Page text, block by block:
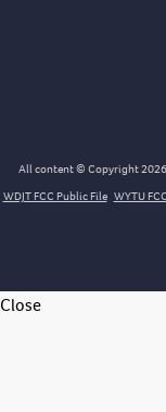
All content © Copyright 2026
WDJT FCC Public File WYTU
Close